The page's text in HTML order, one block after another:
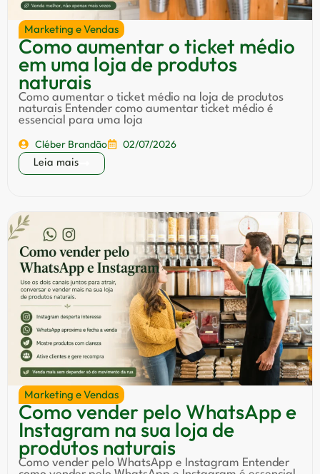
Marketing e Vendas
Como aumentar o ticket médio
em uma loja de produtos
naturais
Como aumentar o ticket médio na loja de produtos
naturais Entender como aumentar ticket médio é
essencial para uma loja
Cléber Brandão 02/07/2026
Leia mais
Marketing e Vendas
Como vender pelo WhatsApp e
Instagram na sua loja de
produtos naturais
Como vender pelo WhatsApp e Instagram Entender